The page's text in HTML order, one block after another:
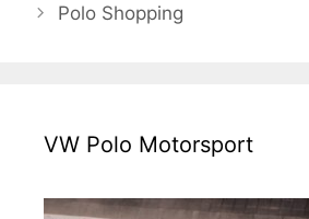
Polo Shopping
VW Polo Motorsport